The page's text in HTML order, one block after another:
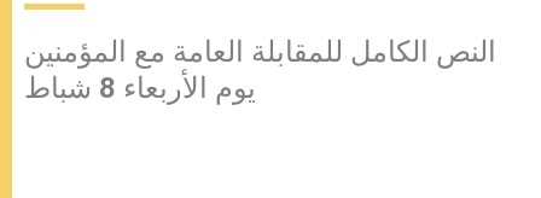
النص الكامل للمقابلة العامة مع المؤمنين
يوم الأربعاء 8 شباط